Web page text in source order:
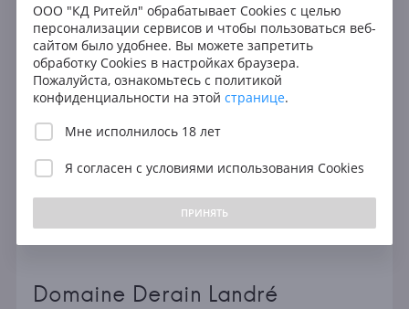
Domaine Derain Landré
ООО "КД Ритейл" обрабатывает Cookies с целью
персонализации сервисов и чтобы пользоваться веб-
сайтом было удобнее. Вы можете запретить
обработку Cookies в настройках браузера.
Пожалуйста, ознакомьтесь с политикой
конфиденциальности на этой странице.
Мне исполнилось 18 лет
Я согласен с условиями использования Cookies
ПРИНЯТЬ